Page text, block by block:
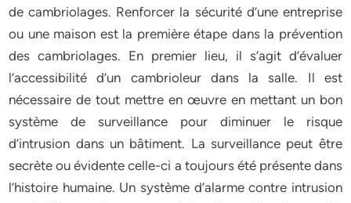
de cambriolages. Renforcer la sécurité d’une entreprise
ou une maison est la première étape dans la prévention
des cambriolages. En premier lieu, il s’agit d’évaluer
l’accessibilité d’un cambrioleur dans la salle. Il est
nécessaire de tout mettre en œuvre en mettant un bon
système de surveillance pour diminuer le risque
d’intrusion dans un bâtiment. La surveillance peut être
secrète ou évidente celle-ci a toujours été présente dans
l’histoire humaine. Un système d’alarme contre intrusion